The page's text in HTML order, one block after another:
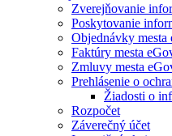
Zverejňovanie
Poskytovanie
Objednávky mesta
Faktúry mesta
Zmluvy mesta
Prehlásenie o
Žiadosti o
Rozpočet
Záverečný účet